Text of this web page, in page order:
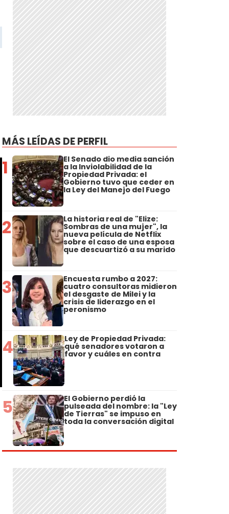
MÁS LEÍDAS DE PERFIL
1 El Senado dio media sanción
a la Inviolabilidad de la
Propiedad Privada: el
Gobierno tuvo que ceder en
la Ley del Manejo del Fuego
2 La historia real de "Elize:
Sombras de una mujer", la
nueva película de Netflix
sobre el caso de una esposa
que descuartizó a su marido
3 Encuesta rumbo a 2027:
cuatro consultoras midieron
el desgaste de Milei y la
crisis de liderazgo en el
peronismo
4 Ley de Propiedad Privada:
qué senadores votaron a
favor y cuáles en contra
5 El Gobierno perdió la
pulseada del nombre: la "Ley
de Tierras" se impuso en
toda la conversación digital